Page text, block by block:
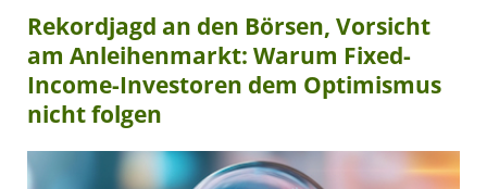
Rekordjagd an den Börsen, Vorsicht
am Anleihenmarkt: Warum Fixed-
Income-Investoren dem Optimismus
nicht folgen